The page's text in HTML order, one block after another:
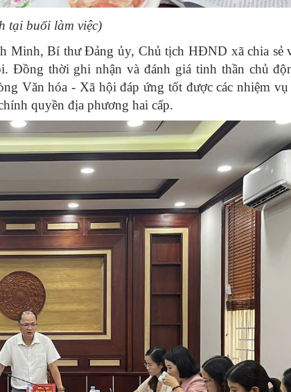
tại buổi làm việc)
Minh, Bí thư Đảng ủy, Chủ tịch HĐND xã chia sẻ
Đồng thời ghi nhận và đánh giá tinh thần chủ
Văn hóa - Xã hội đáp ứng tốt được các nhiệm vụ
quyền địa phương hai cấp.